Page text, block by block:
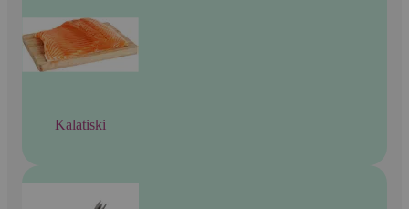
Kalatiski